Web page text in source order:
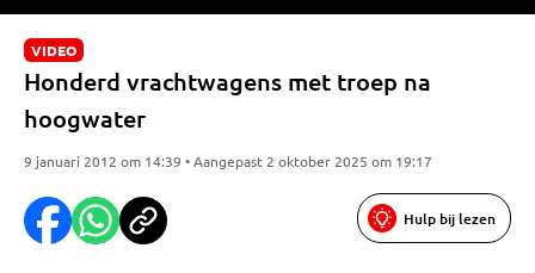
VIDEO
Honderd vrachtwagens met troep na
hoogwater
9 januari 2012 om 14:39 • Aangepast 2 oktober 2025 om 19:17
Hulp bij lezen